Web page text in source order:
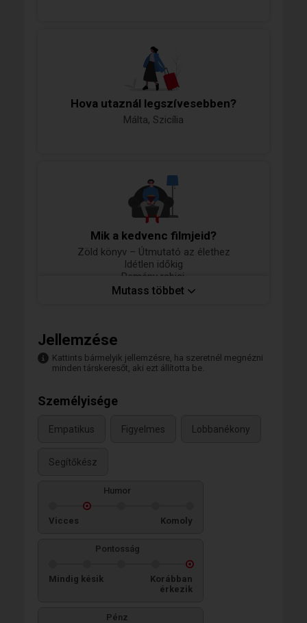
Hova utaznál legszívesebben?
Málta, Szicília
Mik a kedvenc filmjeid?
Zöld könyv – Útmutató az élethez
Idétlen időkig
Remény rabjai,
Az élet dicsérete,
A nagy dobás,
Az alelnök,
Horgász a pácban,
A tizedes meg a többiek,
Üvegtigris
Mutass többet
Jellemzése
Kattints bármelyik jellemzésre, ha szeretnél megnézni
minden társkeresőt, aki ezt állította be.
Személyisége
Empatikus Figyelmes Lobbanékony
Segítőkész
Humor
Vicces Komoly
Pontosság
Mindig késik
Korábban
érkezik
Pénz